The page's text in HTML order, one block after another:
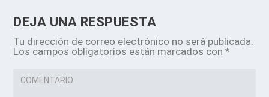
DEJA UNA RESPUESTA
Tu dirección de correo electrónico no será publicada.
Los campos obligatorios están marcados con*